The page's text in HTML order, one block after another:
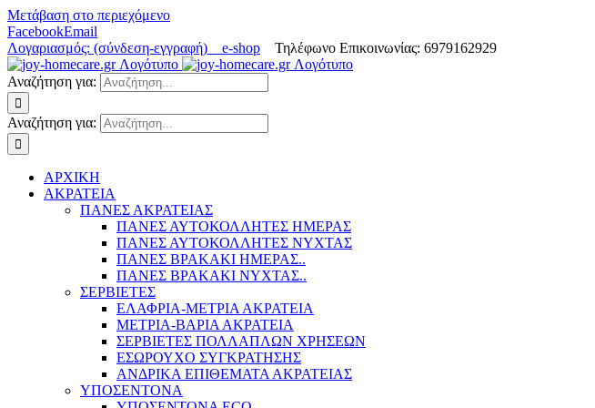
Μετάβαση στο περιεχόμενο
FacebookEmail
Λογαριασμός: (σύνδεση-εγγραφή) e-shop Τηλέφωνο Επικοινωνίας: 6979162929
Αναζήτηση για:
Αναζήτηση για:
ΑΡΧΙΚΗ
ΑΚΡΑΤΕΙΑ
ΠΑΝΕΣ ΑΚΡΑΤΕΙΑΣ
ΠΑΝΕΣ ΑΥΤΟΚΟΛΛΗΤΕΣ ΗΜΕΡΑΣ
ΠΑΝΕΣ ΑΥΤΟΚΟΛΛΗΤΕΣ ΝΥΧΤΑΣ
ΠΑΝΕΣ ΒΡΑΚΑΚΙ ΗΜΕΡΑΣ..
ΠΑΝΕΣ ΒΡΑΚΑΚΙ ΝΥΧΤΑΣ..
ΣΕΡΒΙΕΤΕΣ
ΕΛΑΦΡΙΑ-ΜΕΤΡΙΑ ΑΚΡΑΤΕΙΑ
ΜΕΤΡΙΑ-ΒΑΡΙΑ ΑΚΡΑΤΕΙΑ
ΣΕΡΒΙΕΤΕΣ ΠΟΛΛΑΠΛΩΝ ΧΡΗΣΕΩΝ
ΕΣΩΡΟΥΧΟ ΣΥΓΚΡΑΤΗΣΗΣ
ΑΝΔΡΙΚΑ ΕΠΙΘΕΜΑΤΑ ΑΚΡΑΤΕΙΑΣ
ΥΠΟΣΕΝΤΟΝΑ